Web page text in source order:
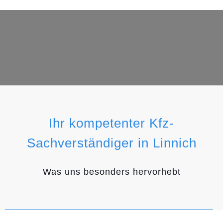
Ihr kompetenter Kfz-
Sachverständiger in Linnich
Was uns besonders hervorhebt